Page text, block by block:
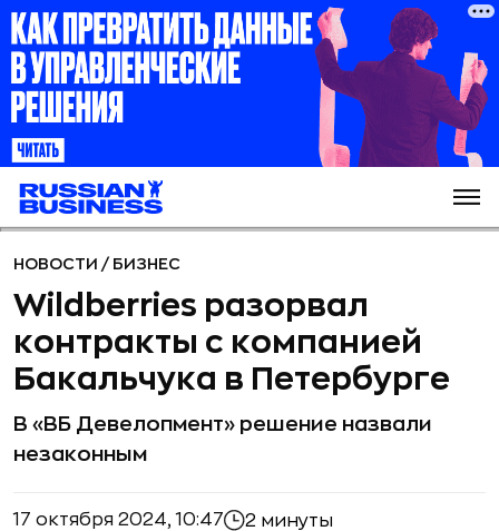
НОВОСТИ / БИЗНЕС
Wildberries разорвал
контракты с компанией
Бакальчука в Петербурге
В «ВБ Девелопмент» решение назвали
незаконным
17 октября 2024, 10:47 2 минуты